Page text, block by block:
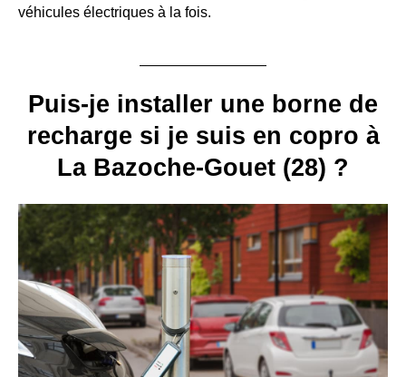
véhicules électriques à la fois.
Puis-je installer une borne de
recharge si je suis en copro à
La Bazoche-Gouet (28) ?